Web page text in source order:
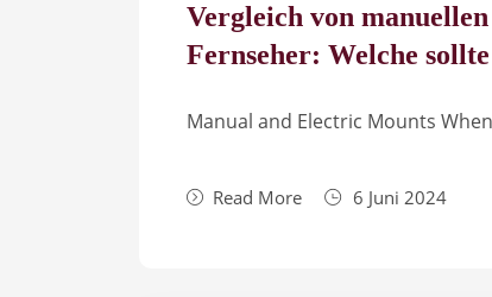
Vergleich von
Fernseher: Welche
Manual and Electric Mounts
Read More 6 Juni 2024